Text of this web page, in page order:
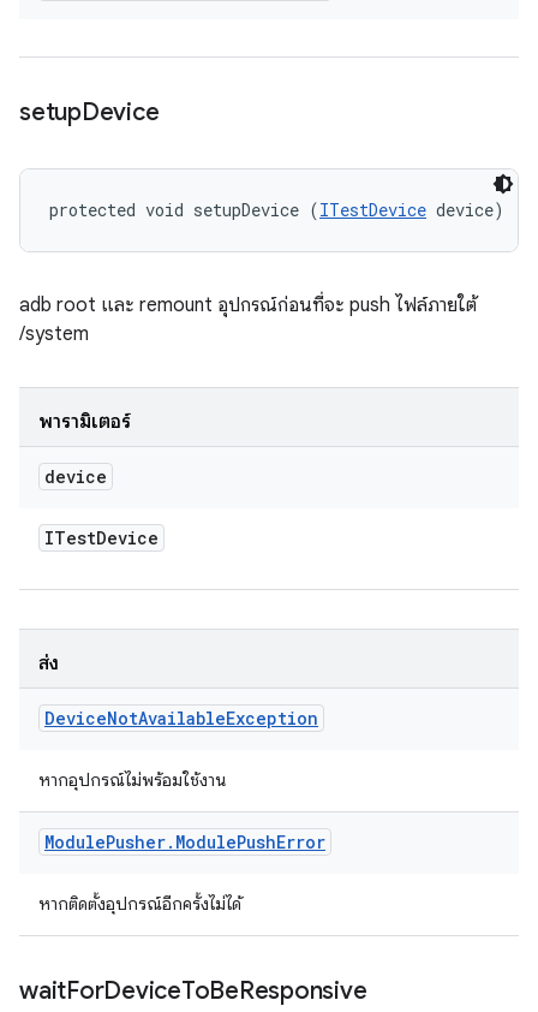
setupDevice
protected void setupDevice (ITestDevice device)
adb root และ remount อุปกรณ์ก่อนที่จะ push ไฟล์ภายใต้
/system
พารามิเตอร์
device
ITestDevice
ส่ง
DeviceNotAvailableException
หากอุปกรณ์ไม่พร้อมใช้งาน
ModulePusher. ModulePushError
หากติดตั้งอุปกรณ์อีกครั้งไม่ได้
waitForDeviceToBeResponsive